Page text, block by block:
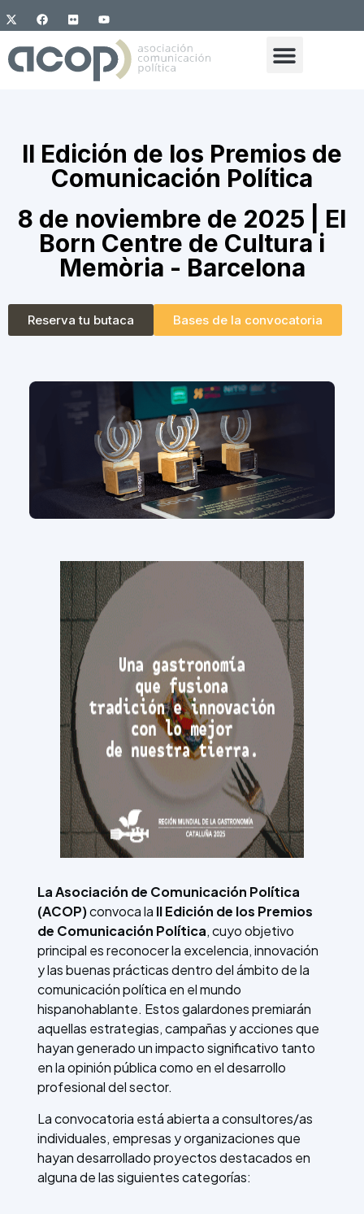
II Edición de los Premios de
Comunicación Política
8 de noviembre de 2025 | El
Born Centre de Cultura i
Memòria - Barcelona
Reserva tu butaca Bases de la convocatoria
La Asociación de Comunicación Política
(ACOP)convoca la II Edición de los Premios
de Comunicación Política, cuyo objetivo
principal es reconocer la excelencia, innovación
y las buenas prácticas dentro del ámbito de la
comunicación política en el mundo
hispanohablante. Estos galardones premiarán
aquellas estrategias, campañas y acciones que
hayan generado un impacto significativo tanto
en la opinión pública como en el desarrollo
profesional del sector.
La convocatoria está abierta a consultores/as
individuales, empresas y organizaciones que
hayan desarrollado proyectos destacados en
alguna de las siguientes categorías: